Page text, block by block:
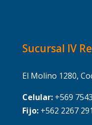
Sucursal IV
El Molino 1280,
Celular:+569
Fijo:+562 2267